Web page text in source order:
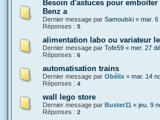
Besoin d'astuces pour
Benz a
Dernier message par Samoulski « mar. 6
Réponses : 5
alimentation labo ou variateur
Dernier message par Tofe59 « mer. 27
Réponses : 6
automatisation trains
Dernier message par Obélix « mar. 14
Réponses : 4
wall lego store
Dernier message par Buster11 « jeu. 9
Réponses : 2